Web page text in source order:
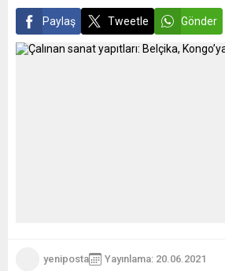
Paylaş Tweetle Gönder
yeniposta
Yayınlama: 20.06.2021